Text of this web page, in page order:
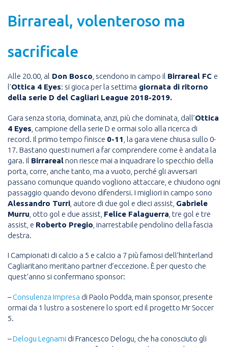
Birrareal, volenteroso ma
sacrificale
Alle 20.00, al Don Bosco scendono in campo il Birrareal FC e
l’Ottica 4 Eyes: si gioca per la settima giornata di ritorno
della serie D del Cagliari League 2018-2019.
Gara senza storia, dominata, anzi, più che dominata, dall’Ottica
4 Eyes , campione della serie D e ormai solo alla ricerca di
record. Il primo tempo finisce 0-11 , la gara viene chiusa sullo 0-
17. Bastano questi numeri a far comprendere come è andata la
gara. Il Birrarealnon riesce mai a inquadrare lo specchio della
porta, corre, anche tanto, ma a vuoto, perché gli avversari
passano comunque quando vogliono attaccare, e chiudono ogni
passaggio quando devono difendersi. I migliori in campo sono
Alessandro Turri , autore di due gol e dieci assist, Gabriele
Murru , otto gol e due assist, Felice Falaguerra , tre gol e tre
assist, e Roberto Pregio , inarrestabile pendolino della fascia
destra.
I Campionati di calcio a 5 e calcio a 7 più famosi dell’hinterland
Cagliaritano meritano partner d’eccezione. È per questo che
quest’anno si confermano sponsor:
–Consulenza Impresa di Paolo Podda, main sponsor, presente
ormai da 1 lustro a sostenere lo sport ed il progetto Mr Soccer
5.
–Delogu Legnami di Francesco Delogu, che ha conosciuto gli